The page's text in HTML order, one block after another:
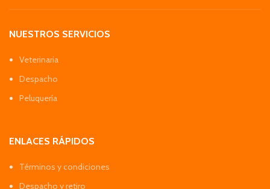
NUESTROS SERVICIOS
Veterinaria
Despacho
Peluquería
ENLACES RÁPIDOS
Términos y condiciones
Despacho y retiro